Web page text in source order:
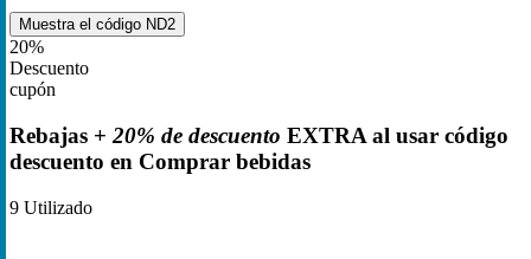
Muestra el código ND2
20%
Descuento
cupón
Rebajas + 20% de descuento EXTRA al usar código
descuento en Comprar bebidas
9 Utilizado